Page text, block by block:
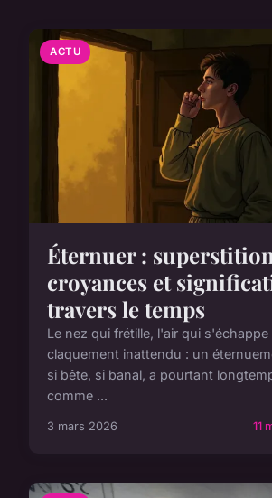
ACTU
Éternuer :
croyances et
travers le temps
Le nez qui frétille, l'air qui s'échappe
claquement inattendu : un
si bête, si banal, a pourtant
comme ...
3 mars 2026 11